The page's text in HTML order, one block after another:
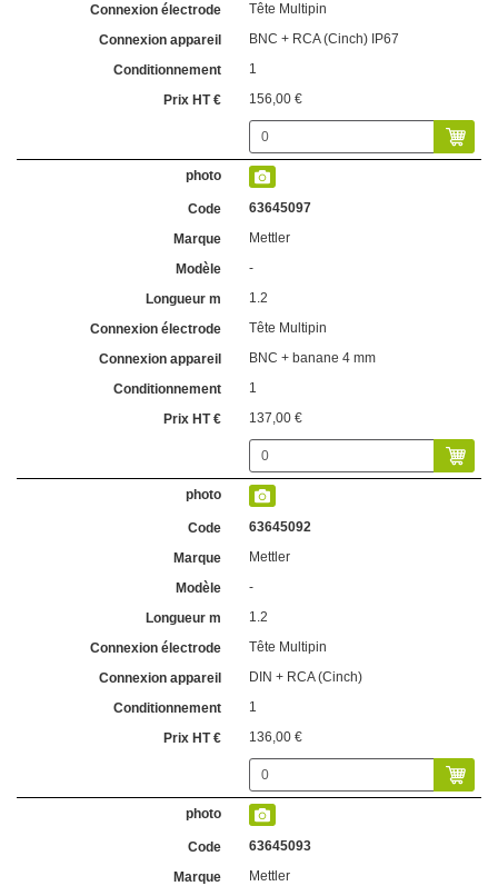
Tête Multipin
BNC + RCA (Cinch) IP67
1
156,00 €
63645097
Mettler
-
1.2
Tête Multipin
BNC + banane 4 mm
1
137,00 €
63645092
Mettler
-
1.2
Tête Multipin
DIN + RCA (Cinch)
1
136,00 €
63645093
Mettler